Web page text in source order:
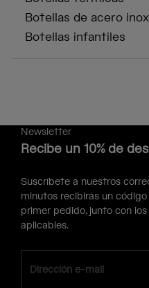
Botellas de acero
Botellas infantiles
Newsletter
Recibe un 10% de
Suscríbete a nuestros
minutos recibirás un
primer pedido, junto con
aplicables.